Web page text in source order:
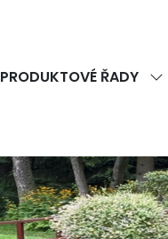
PRODUKTOVÉ ŘADY